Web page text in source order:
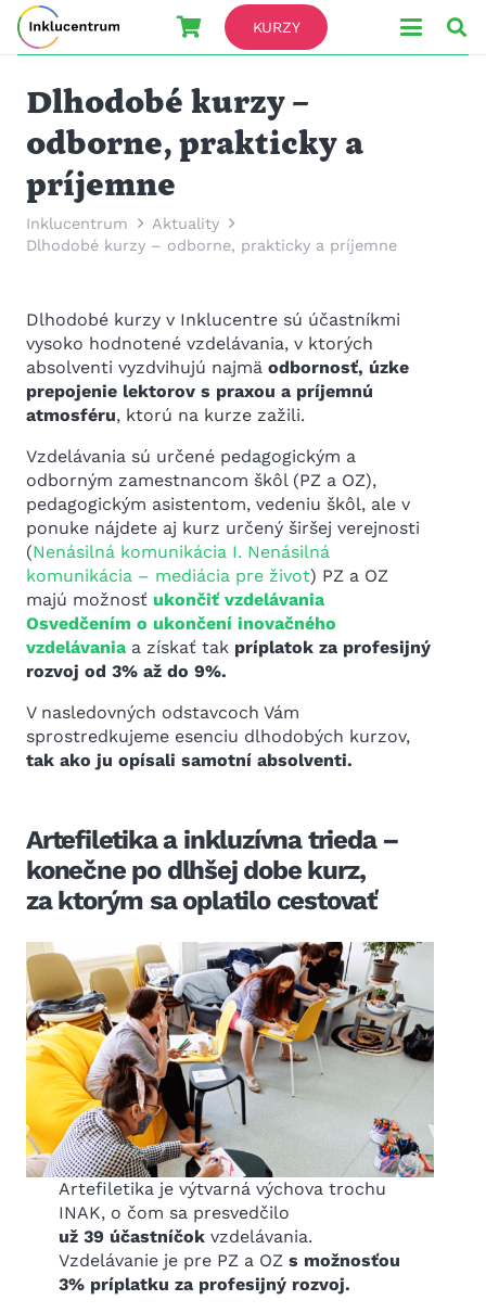
KURZY
Dlhodobé kurzy –
odborne, prakticky a
príjemne
Inklucentrum
Aktuality
Dlhodobé kurzy – odborne, prakticky a príjemne
Dlhodobé kurzy v Inklucentre sú účastníkmi
vysoko hodnotené vzdelávania, v ktorých
absolventi vyzdvihujú najmä odbornosť, úzke
prepojenie lektorov s praxou a príjemnú
atmosféru, ktorú na kurze zažili.
Vzdelávania sú určené pedagogickým a
odborným zamestnancom škôl (PZ a OZ),
pedagogickým asistentom, vedeniu škôl, ale v
ponuke nájdete aj kurz určený širšej verejnosti
(Nenásilná komunikácia I. Nenásilná
komunikácia – mediácia pre život) PZ a OZ
majú možnosť ukončiť vzdelávania
Osvedčením o ukončení inovačného
vzdelávania a získať tak príplatok za profesijný
rozvoj od 3% až do 9%.
V nasledovných odstavcoch Vám
sprostredkujeme esenciu dlhodobých kurzov,
tak ako ju opísali samotní absolventi.
Artefiletika a inkluzívna trieda –
konečne po dlhšej dobe kurz,
za ktorým sa oplatilo cestovať
Artefiletika je výtvarná výchova trochu
INAK, o čom sa presvedčilo
už 39 účastníčok vzdelávania.
Vzdelávanie je pre PZ a OZs možnosťou
3% príplatku za profesijný rozvoj.